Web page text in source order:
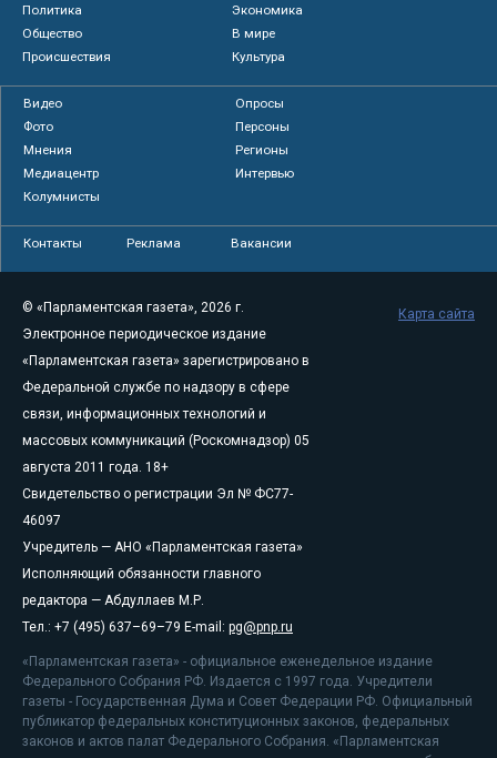
Политика
Экономика
Общество
В мире
Происшествия
Культура
Видео
Опросы
Фото
Персоны
Мнения
Регионы
Медиацентр
Интервью
Колумнисты
Контакты Реклама Вакансии
© «Парламентская газета», 2026 г.
Электронное периодическое издание
«Парламентская газета» зарегистрировано в
Федеральной службе по надзору в сфере
связи, информационных технологий и
массовых коммуникаций (Роскомнадзор) 05
августа 2011 года. 18+
Свидетельство о регистрации Эл № ФС77-
46097
Учредитель — АНО «Парламентская газета»
Исполняющий обязанности главного
редактора — Абдуллаев М.Р.
Тел.: +7 (495) 637–69–79 E-mail: pg@pnp.ru
«Парламентская газета» - официальное еженедельное издание
Федерального Собрания РФ. Издается с 1997 года. Учредители
газеты - Государственная Дума и Совет Федерации РФ. Официальный
публикатор федеральных конституционных законов, федеральных
законов и актов палат Федерального Собрания. «Парламентская
Карта сайта